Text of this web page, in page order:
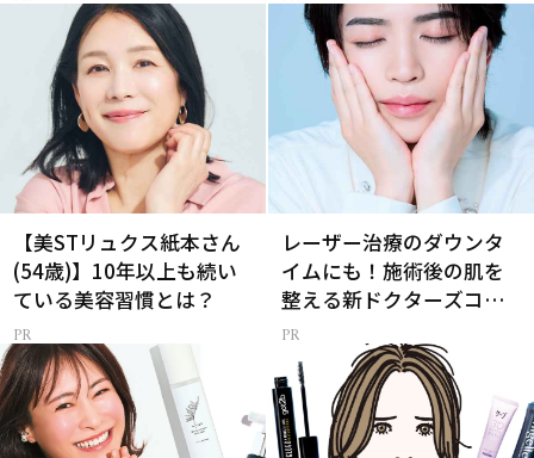
【美STリュクス紙本さん
(54歳)】10年以上も続い
ている美容習慣とは？
レーザー治療のダウンタ
イムにも！施術後の肌を
整える新ドクターズコス
メ